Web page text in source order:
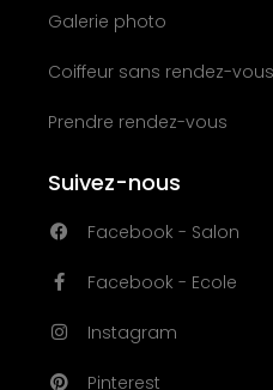
Galerie photo
Coiffeur sans rendez-vous
Prendre rendez-vous
Suivez-nous
Facebook - Salon
Facebook - Ecole
Instagram
Pinterest